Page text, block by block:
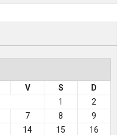
V S
D
1
2
7 8
9
14 15
16